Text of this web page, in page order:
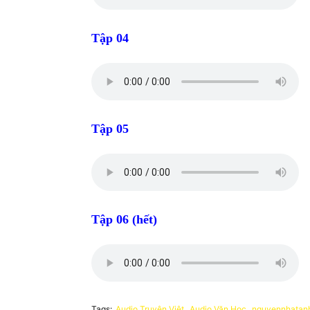
Tập 04
Tập 05
Tập 06 (hết)